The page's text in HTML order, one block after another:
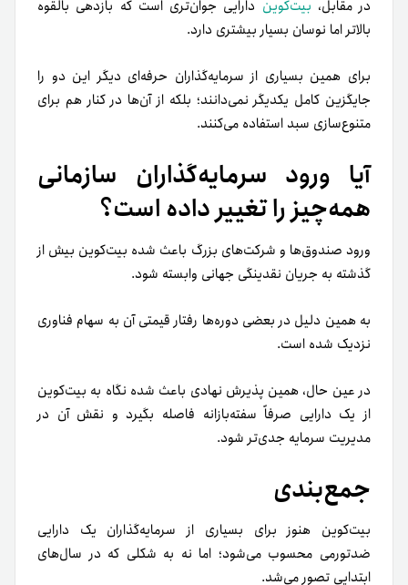
در مقابل، بیت‌کوین دارایی جوان‌تری است که بازدهی بالقوه
بالاتر اما نوسان بسیار بیشتری دارد.
برای همین بسیاری از سرمایه‌گذاران حرفه‌ای دیگر این دو را
جایگزین کامل یکدیگر نمی‌دانند؛ بلکه از آن‌ها در کنار هم برای
متنوع‌سازی سبد استفاده می‌کنند.
آیا ورود سرمایه‌گذاران سازمانی
همه‌چیز را تغییر داده است؟
ورود صندوق‌ها و شرکت‌های بزرگ باعث شده بیت‌کوین بیش از
گذشته به جریان نقدینگی جهانی وابسته شود.
به همین دلیل در بعضی دوره‌ها رفتار قیمتی آن به سهام فناوری
نزدیک شده است.
در عین حال، همین پذیرش نهادی باعث شده نگاه به بیت‌کوین
از یک دارایی صرفاً سفته‌بازانه فاصله بگیرد و نقش آن در
مدیریت سرمایه جدی‌تر شود.
جمع‌بندی
بیت‌کوین هنوز برای بسیاری از سرمایه‌گذاران یک دارایی
ضدتورمی محسوب می‌شود؛ اما نه به شکلی که در سال‌های
ابتدایی تصور می‌شد.